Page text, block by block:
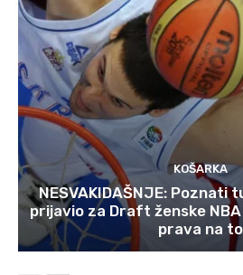
KOŠARKA
NESVAKIDAŠNJE: Poznati
prijavio za Draft ženske
prava na